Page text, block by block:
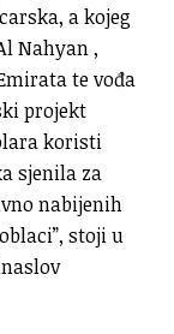
a kojeg
Nahyan ,
te vođa
projekt
koristi
sjenila za
nabijenih
stoji u